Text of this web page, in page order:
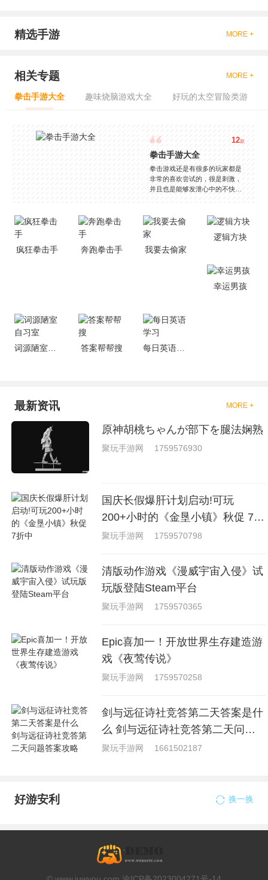
精选手游 MORE +
相关专题 MORE +
拳击手游大全 趣味烧脑游戏大全 好玩的太空冒险类游
12款
拳击手游大全
拳击游戏还是有很多的玩家都是
非常的喜欢尝试的，很是刺激，
并且也是能够发泄心中的不快
是一些格斗的游戏，其实是非常
的有趣，也是相当的刺激的，游
戏中是有一些不同的场景都是能
够去进行体验的，我们也是能够
就是收集了一些有意思的拳击游
戏，相信你们一定会喜欢的。
疯狂拳击手 奔跑拳击手 我要去偷家
逻辑方块
幸运男孩
答案帮帮搜 每日英语学习
最新资讯 MORE +
原神胡桃ちゃんが部下を腿法娴熟
聚玩手游网 1759576930
国庆长假爆肝计划启动!可玩
200+小时的《金垦小镇》秋促 7折
中
聚玩手游网 1759570798
清版动作游戏《漫威宇宙入侵》试
玩版登陆Steam平台
聚玩手游网 1759570365
Epic喜加一！开放世界生存建造游
戏《夜莺传说》
聚玩手游网 1759570258
剑与远征诗社竞答第二天答案是什
么 剑与远征诗社竞答第二天问题
答案攻略
聚玩手游网 1661502187
好游安利 换一换